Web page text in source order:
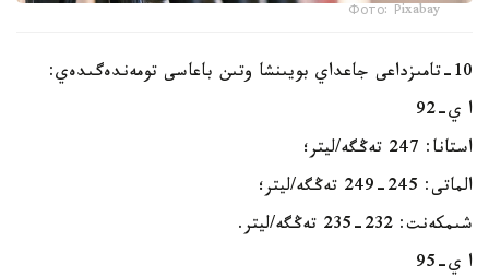
Фото: Рixabay
10-تامىزداعى جاعداي بويىنشا وتىن باعاسى تومەندەگىدەي:
ا ي-92
استانا: 247 تەڭگە/ليتر؛
الماتى: 245-249 تەڭگە/ليتر؛
شىمكەنت: 232-235 تەڭگە/ليتر.
ا ي-95